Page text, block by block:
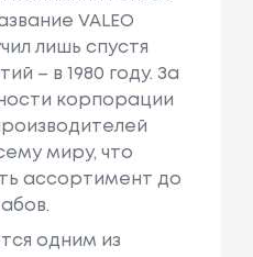
VALEO
лишь спустя
– в 1980 году. За
корпорации
миру, что
ассортимент до
одним из